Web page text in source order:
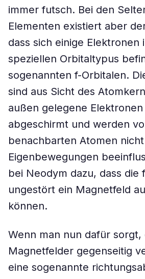
immer futsch. Bei den
Elementen existiert aber
dass sich einige Elektronen
speziellen Orbitaltypus
sogenannten f-Orbitalen.
sind aus Sicht des
außen gelegene
abgeschirmt und werden
benachbarten Atomen
Eigenbewegungen
bei Neodym dazu, dass die
ungestört ein Magnetfeld
können.
Wenn man nun dafür sorgt,
Magnetfelder gegenseitig
eine sogenannte